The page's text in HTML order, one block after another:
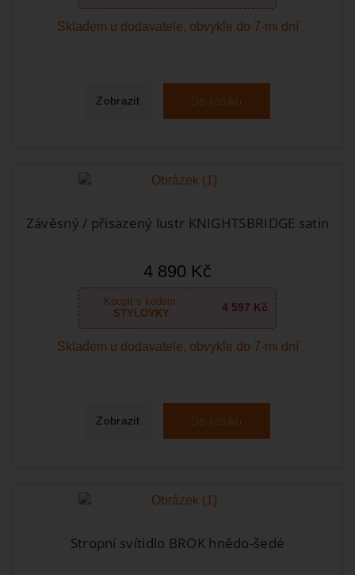
Skladem u dodavatele, obvykle do 7-mi dní
Zobrazit Do košíku
Závěsný / přisazený lustr KNIGHTSBRIDGE satin
4 890 Kč
Koupit s kódem:
STYLOVKY
4 597 Kč
Skladem u dodavatele, obvykle do 7-mi dní
Zobrazit Do košíku
Stropní svítidlo BROK hnědo-šedé